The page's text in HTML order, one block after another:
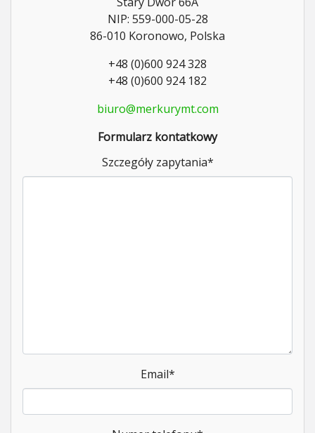
NIP: 559-000-05-28
86-010 Koronowo, Polska
+48 (0)600 924 328
+48 (0)600 924 182
biuro@merkurymt.com
Formularz kontatkowy
Szczegóły zapytania*
Email*